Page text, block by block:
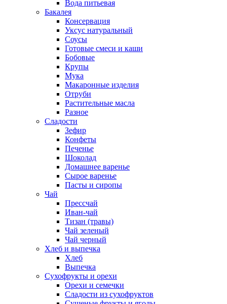
Вода питьевая
Бакалея
Консервация
Уксус натуральный
Соусы
Готовые смеси и каши
Бобовые
Крупы
Мука
Макаронные изделия
Отруби
Растительные масла
Разное
Сладости
Зефир
Конфеты
Печенье
Шоколад
Домашнее варенье
Сырое варенье
Пасты и сиропы
Чай
Прессчай
Иван-чай
Тизан (травы)
Чай зеленый
Чай черный
Хлеб и выпечка
Хлеб
Выпечка
Сухофрукты и орехи
Орехи и семечки
Сладости из сухофруктов